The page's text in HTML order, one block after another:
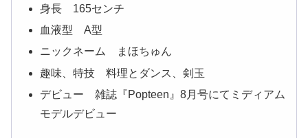
身長 165センチ
血液型 A型
ニックネーム まほちゅん
趣味、特技 料理とダンス、剣玉
デビュー 雑誌『Popteen』8月号にてミディアム
モデルデビュー